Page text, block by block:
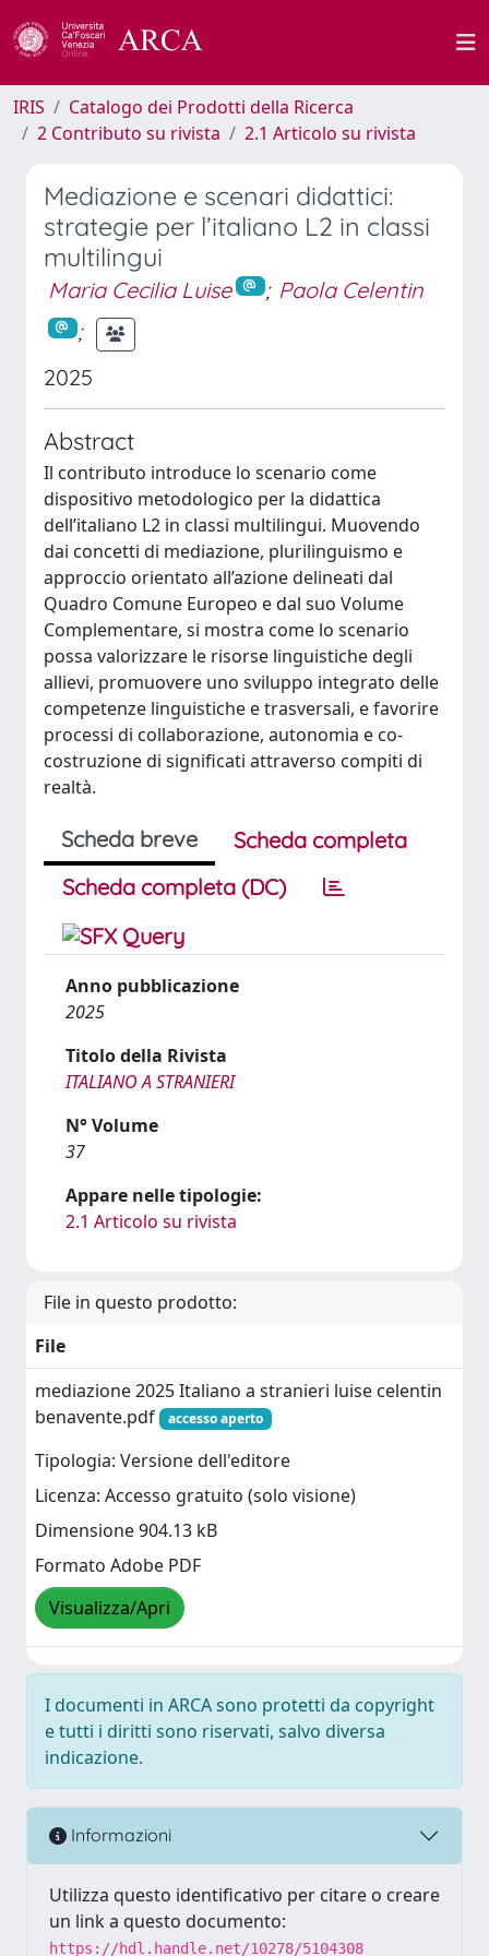
IRIS
Catalogo dei Prodotti della Ricerca
2 Contributo su rivista
2.1 Articolo su rivista
Mediazione e scenari didattici:
strategie per l’italiano L2 in classi
multilingui
Maria Cecilia Luise ; Paola Celentin
;
2025
Abstract
Il contributo introduce lo scenario come
dispositivo metodologico per la didattica
dell’italiano L2 in classi multilingui. Muovendo
dai concetti di mediazione, plurilinguismo e
approccio orientato all’azione delineati dal
Quadro Comune Europeo e dal suo Volume
Complementare, si mostra come lo scenario
possa valorizzare le risorse linguistiche degli
allievi, promuovere uno sviluppo integrato delle
competenze linguistiche e trasversali, e favorire
processi di collaborazione, autonomia e co-
costruzione di significati attraverso compiti di
realtà.
Scheda breve
Scheda completa
Scheda completa (DC)
Anno pubblicazione
2025
Titolo della Rivista
ITALIANO A STRANIERI
N° Volume
37
Appare nelle tipologie:
2.1 Articolo su rivista
File in questo prodotto:
File
mediazione 2025 Italiano a stranieri luise celentin
benavente.pdf
accesso aperto
Tipologia: Versione dell'editore
Licenza: Accesso gratuito (solo visione)
Dimensione 904.13 kB
Formato Adobe PDF
Visualizza/Apri
I documenti in ARCA sono protetti da copyright
e tutti i diritti sono riservati, salvo diversa
indicazione.
Informazioni
Utilizza questo identificativo per citare o creare
un link a questo documento:
https://hdl.handle.net/10278/5104308